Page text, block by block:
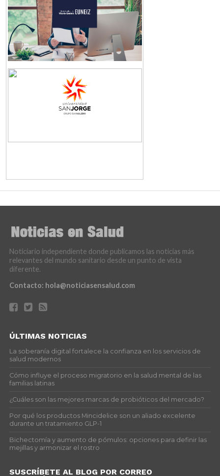
Noticiario independiente donde publicamos las noticias más
relevantes del mundo sanitario desde un punto de vista
diferente.
Contacto: hola@noticiasensalud.com
ÚLTIMAS NOTICIAS
La soberanía digital fortalece la confianza en los servicios de
salud modernos
Cómo influye el proceso migratorio en la salud mental de las
familias latinas
¿Cuáles son las mejores marcas de probióticos del mercado?
Por qué los productos Mincidelice son un aliado excelente
durante un tratamiento GLP-1
Bichectomía y aumento de pómulos: opciones para definir las
mejillas y armonizar el rostro
SUSCRÍBETE AL BLOG POR CORREO